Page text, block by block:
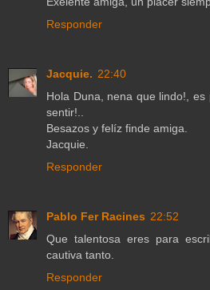
Responder
Jacquie. 22:40
Hola Duna, nena que lindo!,
sentir!..
Besazos y felíz finde amiga.
Jacquie.
Responder
Pablo Fer Racines 22:52
Que talentosa eres para
cautiva tanto.
Responder